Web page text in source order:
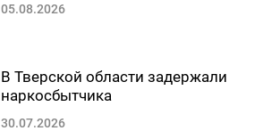
05.08.2026
В Тверской области задержали
наркосбытчика
30.07.2026